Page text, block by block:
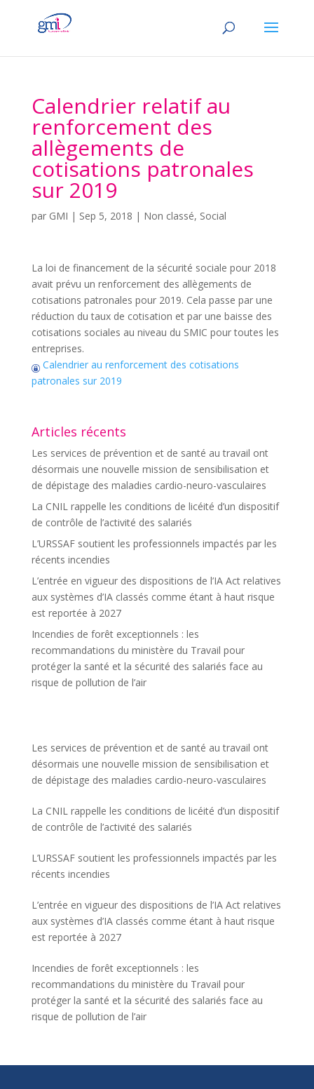
Calendrier relatif au
renforcement des
allègements de
cotisations patronales
sur 2019
par GMI | Sep 5, 2018 | Non classé, Social
La loi de financement de la sécurité sociale pour 2018
avait prévu un renforcement des allègements de
cotisations patronales pour 2019. Cela passe par une
réduction du taux de cotisation et par une baisse des
cotisations sociales au niveau du SMIC pour toutes les
entreprises.
Calendrier au renforcement des cotisations
patronales sur 2019
Articles récents
Les services de prévention et de santé au travail ont
désormais une nouvelle mission de sensibilisation et
de dépistage des maladies cardio-neuro-vasculaires
La CNIL rappelle les conditions de licéité d’un dispositif
de contrôle de l’activité des salariés
L’URSSAF soutient les professionnels impactés par les
récents incendies
L’entrée en vigueur des dispositions de l’IA Act relatives
aux systèmes d’IA classés comme étant à haut risque
est reportée à 2027
Incendies de forêt exceptionnels : les
recommandations du ministère du Travail pour
protéger la santé et la sécurité des salariés face au
risque de pollution de l’air
Les services de prévention et de santé au travail ont
désormais une nouvelle mission de sensibilisation et
de dépistage des maladies cardio-neuro-vasculaires
La CNIL rappelle les conditions de licéité d’un dispositif
de contrôle de l’activité des salariés
L’URSSAF soutient les professionnels impactés par les
récents incendies
L’entrée en vigueur des dispositions de l’IA Act relatives
aux systèmes d’IA classés comme étant à haut risque
est reportée à 2027
Incendies de forêt exceptionnels : les
recommandations du ministère du Travail pour
protéger la santé et la sécurité des salariés face au
risque de pollution de l’air